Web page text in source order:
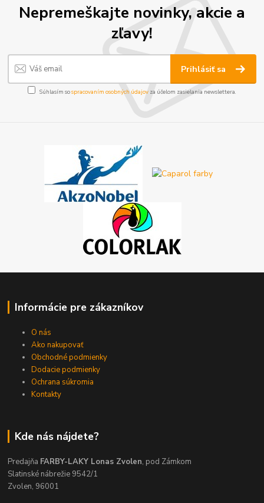
Nepremeškajte novinky, akcie a
zľavy!
Prihlásiť sa
Súhlasím sospracovaním osobných údajov za účelom zasielania newslettera.
Informácie pre zákazníkov
O nás
Ako nakupovať
Obchodné podmienky
Dodacie podmienky
Ochrana súkromia
Kontakty
Kde nás nájdete?
Predajňa FARBY-LAKY Lonas Zvolen, pod Zámkom
Slatinské nábrežie 9542/1
Zvolen, 96001